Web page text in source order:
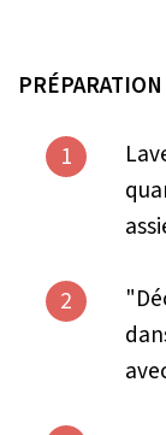
PRÉPARATION
1
2